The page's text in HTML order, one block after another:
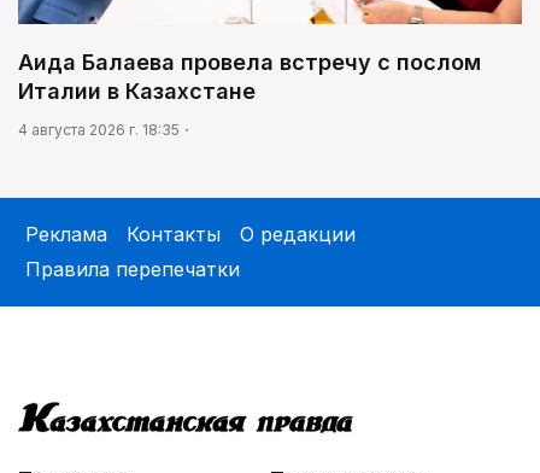
Аида Балаева провела встречу с послом
Италии в Казахстане
4 августа 2026 г. 18:35
Реклама Контакты
О редакции
Правила перепечатки